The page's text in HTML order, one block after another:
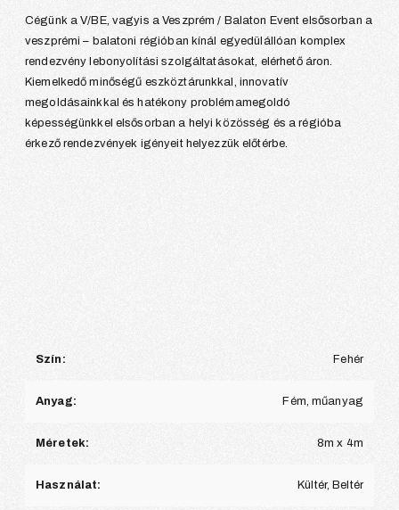
Cégünk a V/BE, vagyis a Veszprém / Balaton Event elsősorban a
veszprémi – balatoni régióban kínál egyedülállóan komplex
rendezvény lebonyolítási szolgáltatásokat, elérhető áron.
Kiemelkedő minőségű eszköztárunkkal, innovatív
megoldásainkkal és hatékony problémamegoldó
képességünkkel elsősorban a helyi közösség és a régióba
érkező rendezvények igényeit helyezzük előtérbe.
Szín: Fehér
Anyag: Fém, műanyag
Méretek: 8m x 4m
Használat: Kültér, Beltér